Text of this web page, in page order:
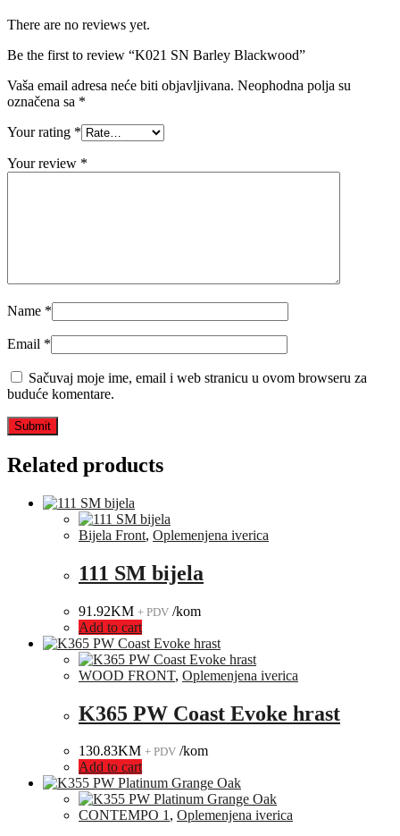
There are no reviews yet.
Be the first to review “K021 SN Barley Blackwood”
Vaša email adresa neće biti objavljivana. Neophodna polja su
označena sa *
Your rating *
Your review *
Name *
Email *
Sačuvaj moje ime, email i web stranicu u ovom browseru za
buduće komentare.
Related products
Bijela Front, Oplemenjena iverica
111 SM bijela
91.92KM + PDV /kom
Add to cart
WOOD FRONT, Oplemenjena iverica
K365 PW Coast Evoke hrast
130.83KM + PDV /kom
Add to cart
CONTEMPO 1, Oplemenjena iverica